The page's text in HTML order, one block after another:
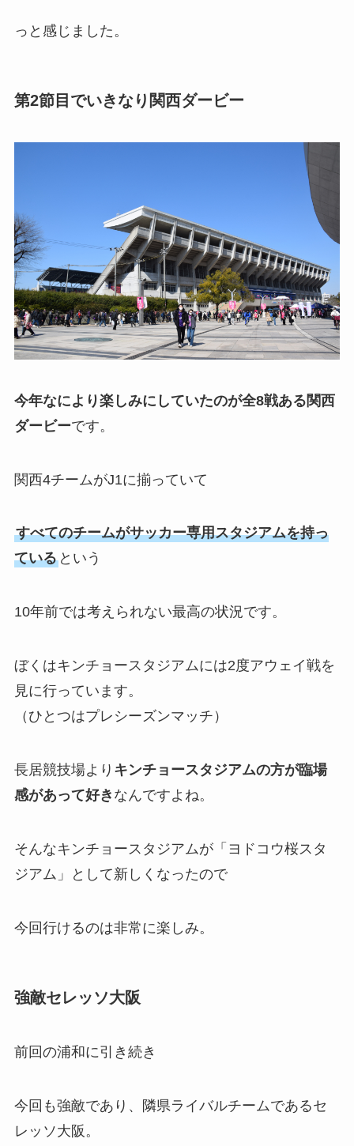
っと感じました。
第2節目でいきなり関西ダービー
今年なにより楽しみにしていたのが全8戦ある関西
ダービーです。
関西4チームがJ1に揃っていて
すべてのチームがサッカー専用スタジアムを持っ
ているという
10年前では考えられない最高の状況です。
ぼくはキンチョースタジアムには2度アウェイ戦を
見に行っています。
（ひとつはプレシーズンマッチ）
長居競技場より キンチョースタジアムの方が臨場
感があって好き なんですよね。
そんなキンチョースタジアムが「ヨドコウ桜スタ
ジアム」として新しくなったので
今回行けるのは非常に楽しみ。
強敵セレッソ大阪
前回の浦和に引き続き
今回も強敵であり、隣県ライバルチームであるセ
レッソ大阪。